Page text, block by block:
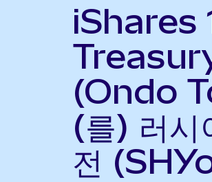
iShares
(Ondo
(를) 러시
전